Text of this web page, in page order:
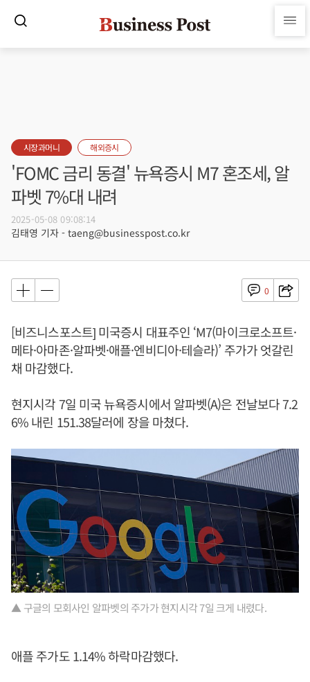
시장과머니 해외증시
'FOMC 금리 동결' 뉴욕증시 M7 혼조세, 알
파벳 7%대 내려
2025-05-08 09:08:14
김태영 기자 - taeng@businesspost.co.kr
0
[비즈니스포스트] 미국증시 대표주인 ‘M7(마이크로소프트·
메타·아마존·알파벳·애플·엔비디아·테슬라)’ 주가가 엇갈린
채 마감했다.
현지시각 7일 미국 뉴욕증시에서 알파벳(A)은 전날보다 7.2
6% 내린 151.38달러에 장을 마쳤다.
▲ 구글의 모회사인 알파벳의 주가가 현지시각 7일 크게 내렸다.
애플 주가도 1.14% 하락마감했다.